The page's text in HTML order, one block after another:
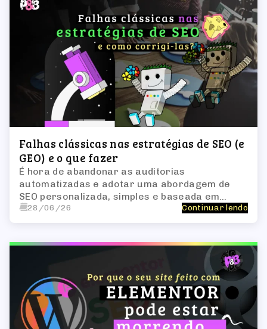
Falhas clássicas nas estratégias de SEO (e
GEO) e o que fazer
É hora de abandonar as auditorias
automatizadas e adotar uma abordagem de
SEO personalizada, simples e baseada em
dados, que esteja alinhado com os objetivos da
28/06/26 Continuar lendo